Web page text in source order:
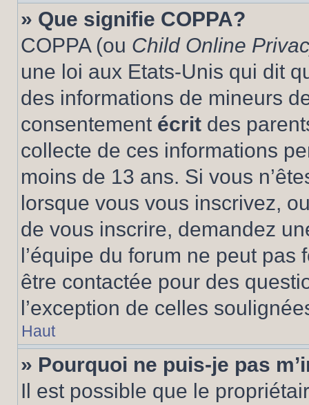
» Que signifie COPPA?
COPPA (ou Child Online
une loi aux Etats-Unis qui dit
des informations de mineurs
consentement écrit des
collecte de ces informations
moins de 13 ans. Si vous
lorsque vous vous inscrivez,
de vous inscrire, demandez
l’équipe du forum ne peut
être contactée pour des
l’exception de celles
Haut
» Pourquoi ne puis-je pas
Il est possible que le